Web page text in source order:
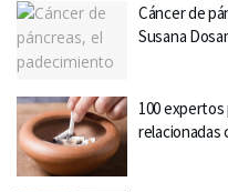
Cáncer de
Susana
100 expertos
relacionadas